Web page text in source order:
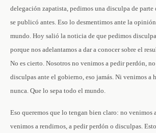
delegación zapatista, pedimos una disculpa de
se publicó antes. Eso lo desmentimos ante la
mundo. Hoy salió la noticia de que pedimos
porque nos adelantamos a dar a conocer sobre el
No es cierto. Nosotros no venimos a pedir perdón,
disculpas ante el gobierno, eso jamás. Ni venimos a
nunca. Que lo sepa todo el mundo.
Eso queremos que lo tengan bien claro: no venimos
venimos a rendirnos, a pedir perdón o disculpas.